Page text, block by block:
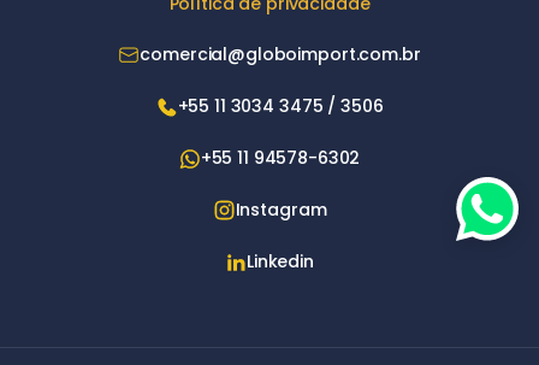
comercial@globoimport.com.br
+55 11 3034 3475 / 3506
+55 11 94578-6302
Instagram
Linkedin